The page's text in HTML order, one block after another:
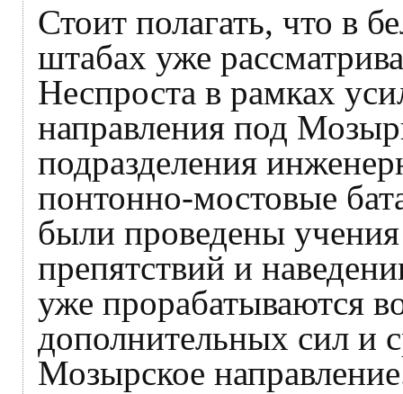
Стоит полагать, что в
штабах уже
Неспроста в рамках
направления под
подразделения
понтонно-мостовые
были проведены
препятствий и
уже прорабатываются
дополнительных сил и
Мозырское